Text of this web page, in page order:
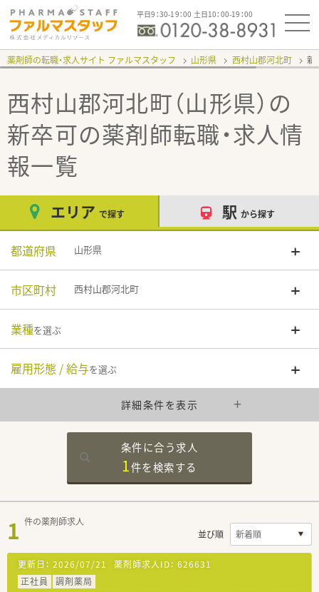
平日9：30-19：00 土日10：00-19：00
薬剤師の転職・求人サイト ファルマスタッフ 山形県 西村山郡河北町 新
西村山郡河北町（山形県）の
新卒可の薬剤師転職・求人情
報一覧
エリア で探す 駅 から探す
都道府県 山形県
市区町村 西村山郡河北町
業種を選ぶ
雇用形態 / 給与を選ぶ
詳細条件を表示
条件に合う求人
1件を検索する
1 件の薬剤師求人
並び順
更新日： 2026/07/21 薬剤師求人ID： 626631
正社員
調剤薬局